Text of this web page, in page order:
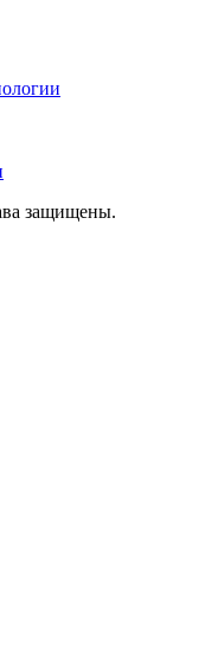
защищены.